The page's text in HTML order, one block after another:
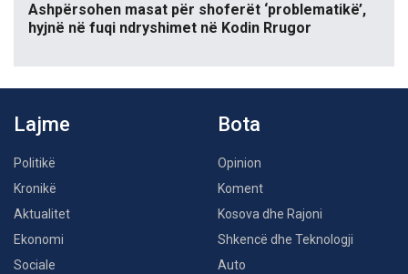
Ashpërsohen masat për shoferët ‘problematikë’,
hyjnë në fuqi ndryshimet në Kodin Rrugor
Lajme
Politikë
Kronikë
Aktualitet
Ekonomi
Sociale
Bota
Opinion
Koment
Kosova dhe Rajoni
Shkencë dhe Teknologji
Auto